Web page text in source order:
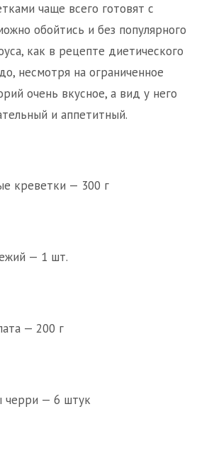
чаще всего готовят с
обойтись и без популярного
как в рецепте диетического
несмотря на ограниченное
очень вкусное, а вид у него
и аппетитный.
креветки — 300 г
— 1 шт.
— 200 г
— 6 штук